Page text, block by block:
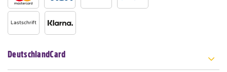
Lastschrift
DeutschlandCard